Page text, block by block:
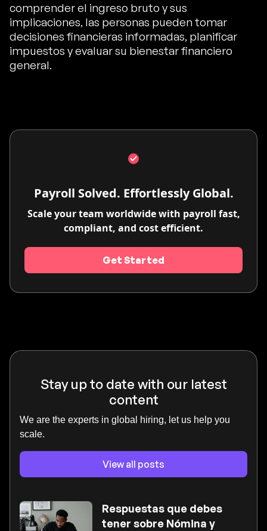
comprender el ingreso bruto y sus
implicaciones, las personas pueden tomar
decisiones financieras informadas, planificar
impuestos y evaluar su bienestar financiero
general.
Payroll Solved. Effortlessly Global.
Scale your team worldwide with payroll fast,
compliant, and cost efficient.
Get Started
Stay up to date with our latest
content
We are the experts in global hiring, let us help you
scale.
View all posts
Respuestas que debes
tener sobre Nómina y